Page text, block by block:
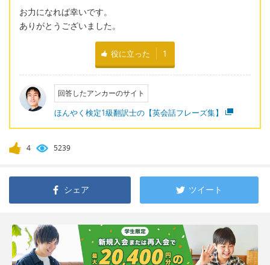
お力になれば幸いです。
ありがとうございました。
役に立った 1
回答したアンカーのサイト
ほんやく検定1級翻訳士の【英会話フレーズ集】
4 5239
シェア ツイート